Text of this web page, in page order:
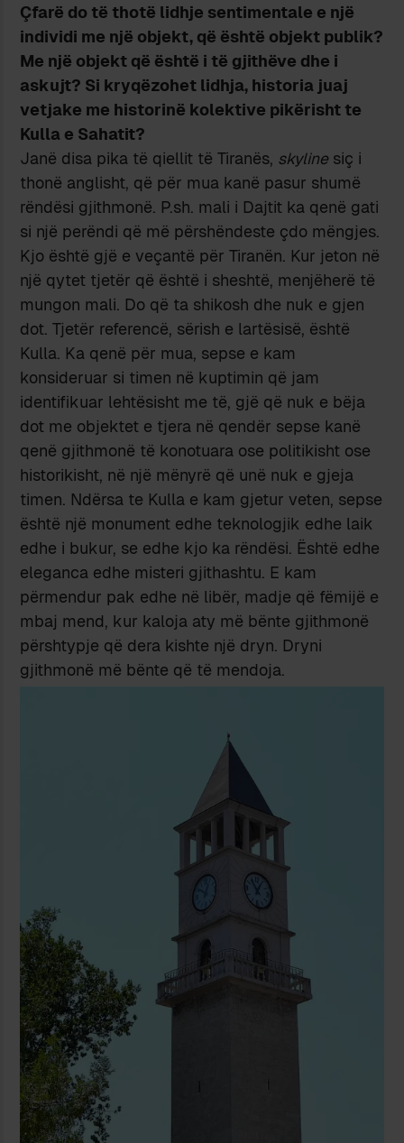
Çfarë do të thotë lidhje sentimentale e një
individi me një objekt, që është objekt publik?
Me një objekt që është i të gjithëve dhe i
askujt? Si kryqëzohet lidhja, historia juaj
vetjake me historinë kolektive pikërisht te
Kulla e Sahatit?
Janë disa pika të qiellit të Tiranës, skyline siç i
thonë anglisht, që për mua kanë pasur shumë
rëndësi gjithmonë. P.sh. mali i Dajtit ka qenë gati
si një perëndi që më përshëndeste çdo mëngjes.
Kjo është gjë e veçantë për Tiranën. Kur jeton në
një qytet tjetër që është i sheshtë, menjëherë të
mungon mali. Do që ta shikosh dhe nuk e gjen
dot. Tjetër referencë, sërish e lartësisë, është
Kulla. Ka qenë për mua, sepse e kam
konsideruar si timen në kuptimin që jam
identifikuar lehtësisht me të, gjë që nuk e bëja
dot me objektet e tjera në qendër sepse kanë
qenë gjithmonë të konotuara ose politikisht ose
historikisht, në një mënyrë që unë nuk e gjeja
timen. Ndërsa te Kulla e kam gjetur veten, sepse
është një monument edhe teknologjik edhe laik
edhe i bukur, se edhe kjo ka rëndësi. Është edhe
eleganca edhe misteri gjithashtu. E kam
përmendur pak edhe në libër, madje që fëmijë e
mbaj mend, kur kaloja aty më bënte gjithmonë
përshtypje që dera kishte një dryn. Dryni
gjithmonë më bënte që të mendoja.